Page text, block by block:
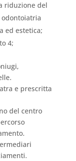
riduzione del
ed estetica;
4;
e prescritta
del centro